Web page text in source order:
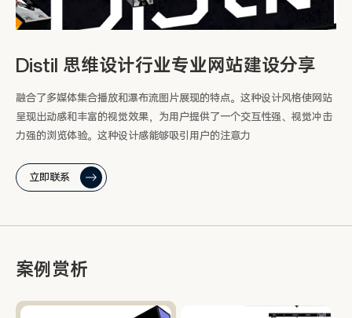
Distil 思维设计行业专业网站建设分享
融合了多媒体集合播放和瀑布流图片展现的特点。这种设计风格使网站
呈现出动感和丰富的视觉效果，为用户提供了一个交互性强、视觉冲击
力强的浏览体验。这种设计感能够吸引用户的注意力
立即联系
案例赏析